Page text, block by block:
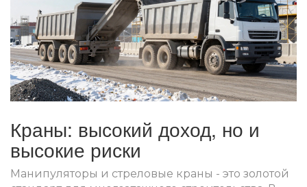
Краны: высокий доход, но и
высокие риски
Манипуляторы и стреловые краны - это золотой